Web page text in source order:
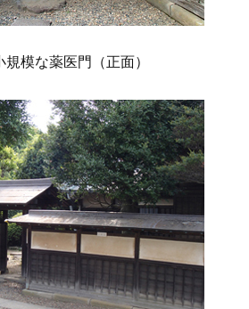
規模な薬医門（正面）